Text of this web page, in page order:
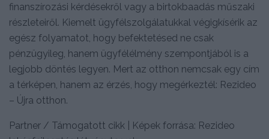
finanszírozási kérdésekről vagy a birtokbaadás műszaki
részleteiről. Kiemelt ügyfélszolgálatukkal végigkísérik az
egész folyamatot, hogy befektetésed ne csak
pénzügyileg, hanem ügyfélélmény szempontjából is a
legjobb döntés legyen. Mert az otthon nemcsak egy cím
a térképen, hanem az érzés, hogy megérkeztél: Rezideo
– Újra otthon.
Partner / Támogatott cikk | Képek forrása: Rezideo